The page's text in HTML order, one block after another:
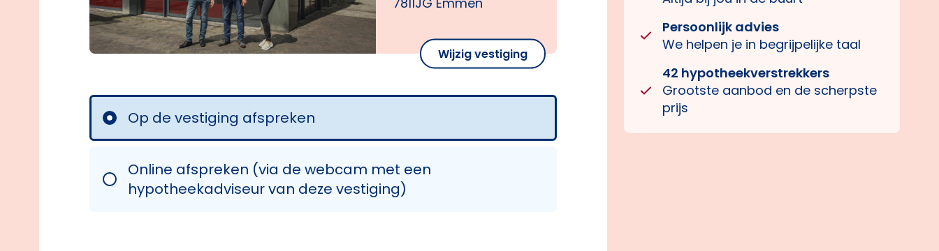
Wijzig vestiging
Op de vestiging afspreken
Online afspreken (via de webcam met een
hypotheekadviseur van deze vestiging)
Persoonlijk advies
We helpen je in begrijpelijke taal
42 hypotheekverstrekkers
Grootste aanbod en de scherpste
prijs